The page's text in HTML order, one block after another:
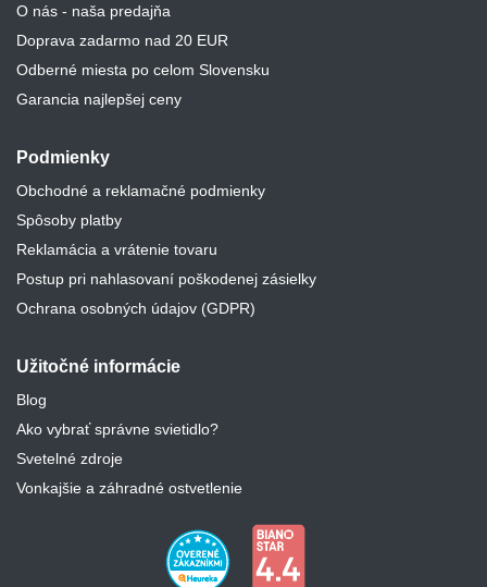
O nás - naša predajňa
Doprava zadarmo nad 20 EUR
Odberné miesta po celom Slovensku
Garancia najlepšej ceny
Podmienky
Obchodné a reklamačné podmienky
Spôsoby platby
Reklamácia a vrátenie tovaru
Postup pri nahlasovaní poškodenej zásielky
Ochrana osobných údajov (GDPR)
Užitočné informácie
Blog
Ako vybrať správne svietidlo?
Svetelné zdroje
Vonkajšie a záhradné ostvetlenie